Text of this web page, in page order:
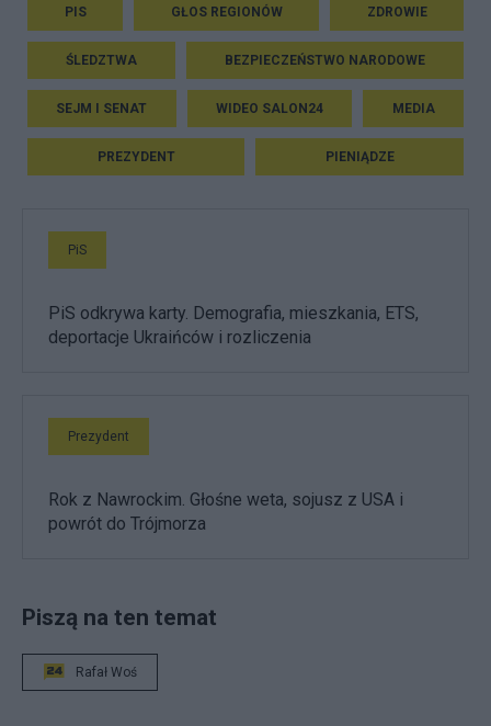
PIS GŁOS REGIONÓW ZDROWIE
ŚLEDZTWA BEZPIECZEŃSTWO NARODOWE
SEJM I SENAT WIDEO SALON24 MEDIA
PREZYDENT PIENIĄDZE
PiS
PiS odkrywa karty. Demografia, mieszkania, ETS,
deportacje Ukraińców i rozliczenia
Prezydent
Rok z Nawrockim. Głośne weta, sojusz z USA i
powrót do Trójmorza
Piszą na ten temat
Rafał Woś